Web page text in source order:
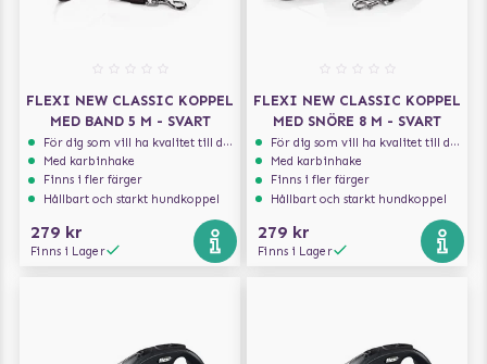
FLEXI NEW CLASSIC KOPPEL
MED BAND 5 M - SVART
För dig som vill ha kvalitet till din hund!
Med karbinhake
Finns i fler färger
Hållbart och starkt hundkoppel
279 kr
Finns i Lager
FLEXI NEW CLASSIC KOPPEL
MED SNÖRE 8 M - SVART
För dig som vill ha kvalitet till din hund!
Med karbinhake
Finns i fler färger
Hållbart och starkt hundkoppel
279 kr
Finns i Lager